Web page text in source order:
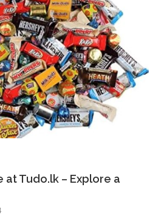
at Tudo.lk – Explore a